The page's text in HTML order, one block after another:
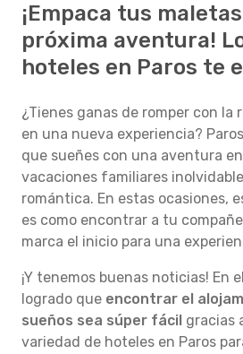
¡Empaca tus
próxima aventura!
hoteles en Paros te
¿Tienes ganas de romper con
en una nueva experiencia?
que sueñes con una aventura
vacaciones familiares
romántica. En estas ocasiones,
es como encontrar a tu
marca el inicio para una
¡Y tenemos buenas noticias! En
logrado que encontrar el
sueños sea súper fácil gracias
variedad de hoteles en Paros